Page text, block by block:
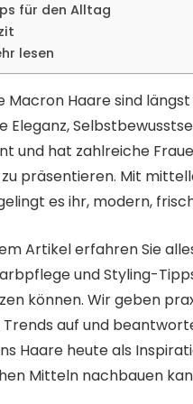
für den Alltag
lesen
Macron Haare sind
Eleganz,
und hat zahlreiche
präsentieren. Mit
es ihr, modern,
Artikel erfahren Sie
und Styling-
können. Wir geben
Trends auf und
Haare heute als
Mitteln nachbauen